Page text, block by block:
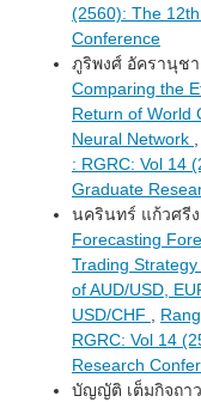
(2560): The
Conference
ภูริพงศ์ อัครานุช
Comparing the
Return of World
Neural Network
: RGRC: Vol 14
Graduate
นครินทร์ แก้วศรี
Forecasting
Trading
of AUD/USD,
USD/CHF
RGRC: Vol 14
Research
บัญญัติ เต็มกิจถา